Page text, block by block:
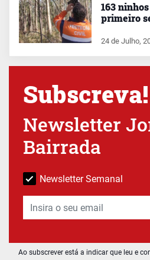
163
primeiro
24 de Julho,
Subscreva!
Newsletter
Bairrada
Newsletter Semanal
Ao subscrever está a indicar que leu e